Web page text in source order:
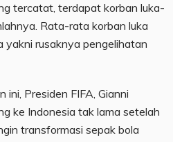
tercatat, terdapat korban luka-
Rata-rata korban luka
yakni rusaknya pengelihatan
ini, Presiden FIFA, Gianni
ke Indonesia tak lama setelah
transformasi sepak bola